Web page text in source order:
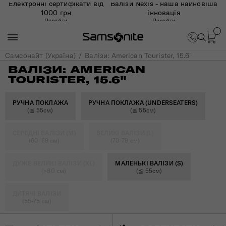
Електронні сертифікати від
1000 грн
Перейти
Валізи Nexis - наша найновіша
інновація
Перейти
Самсонайт (Україна) Валізи: American Tourister, 15.6"
ВАЛІЗИ: AMERICAN
TOURISTER, 15.6"
РУЧНА ПОКЛАЖА
(≦ 55см)
РУЧНА ПОКЛАЖА (UNDERSEATERS)
(≦ 55см)
МАЛЕНЬКІ ВАЛІЗИ (S)
(≦ 55см)